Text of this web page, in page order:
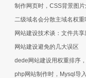
制作网页时，CSS背景图片
二级域名会分散主域名权
网站建设技术谈：文件共
网站建设避免的几大误区
dede网站建设用权重排序
php网站制作时，Mysql导